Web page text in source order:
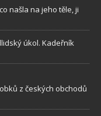
našla na jeho těle, ji
úkol. Kadeřník
z českých obchodů